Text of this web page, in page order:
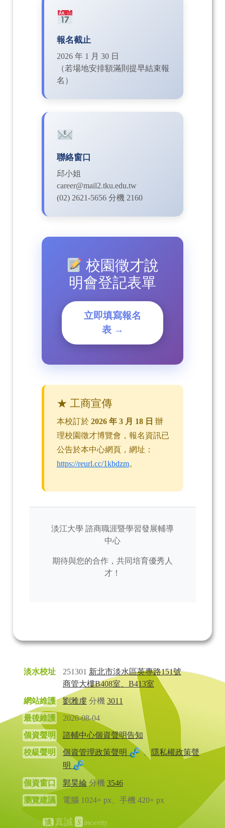
報名截止
2026 年 1 月 30 日
（若場地安排額滿則提早結束報
名）
聯絡窗口
邱小姐
career@mail2.tku.edu.tw
(02) 2621-5656 分機 2160
校園徵才說
明會登記表單
立即填寫報名
表 →
★ 工商宣傳
本校訂於 2026 年 3 月 18 日 辦
理校園徵才博覽會，報名資訊已
公告於本中心網頁，網址：
https://reurl.cc/1kbdzm。
淡江大學 諮商職涯暨學習發展輔導
中心
期待與您的合作，共同培育優秀人
才！
淡水校址 251301 新北市淡水區英專路151號
商管大樓B408室、B413室
網站維護
劉雅虔分機 3011
最後維護
2026-08-04
個資聲明
諮輔中心個資聲明告知
校級聲明
個資管理政策聲明 、 隱私權政策聲
明
個資窗口 郭昊綸 分機 3546
瀏覽建議
電腦 1024+ px、手機 420+ px
淡 真誠 S incerity